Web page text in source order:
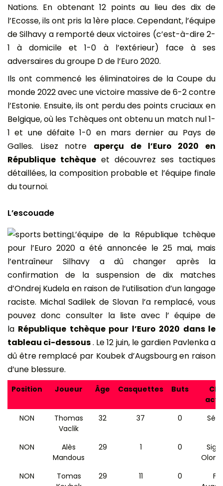
Nations. En obtenant 12 points au lieu des dix de
l’Ecosse, ils ont pris la 1ère place. Cependant, l’équipe
de Silhavy a remporté deux victoires (c’est-à-dire 2-
1 à domicile et 1-0 à l’extérieur) face à ses
adversaires du groupe D de l’Euro 2020.
Ils ont commencé les éliminatoires de la Coupe du
monde 2022 avec une victoire massive de 6-2 contre
l’Estonie. Ensuite, ils ont perdu des points cruciaux en
Belgique, où les Tchèques ont obtenu un match nul 1-
1 et une défaite 1-0 en mars dernier au Pays de
Galles. Lisez notre aperçu de l’Euro 2020 en
République tchèque et découvrez ses tactiques
détaillées, la composition probable et l’équipe finale
du tournoi.
L’escouade
L’équipe de la République tchèque
pour l’Euro 2020 a été annoncée le 25 mai, mais
l’entraîneur Silhavy a dû changer après la
confirmation de la suspension de dix matches
d’Ondrej Kudela en raison de l’utilisation d’un langage
raciste. Michal Sadilek de Slovan l’a remplacé, vous
pouvez donc consulter la liste avec l’ équipe de
la République tchèque pour l’Euro 2020 dans le
tableau ci-dessous. Le 12 juin, le gardien Pavlenka a
dû être remplacé par Koubek d’Augsbourg en raison
d’une blessure.
Position Joueur Âge Casquettes Buts
NON
Thomas
Vaclik
32 37 0
NON
Alès
Mandous
29 1 0
NON
Tomas
29 11 0
FC